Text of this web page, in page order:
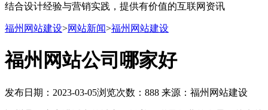
结合设计经验与营销实践，提供有价值的互联网资讯
福州网站建设>网站新闻>福州网站建设
福州网站公司哪家好
发布日期：2023-03-05浏览次数：888 来源：福州网站建设